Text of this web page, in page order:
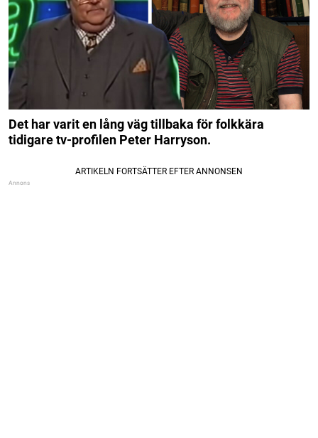
Det har varit en lång väg tillbaka för folkkära
tidigare tv-profilen Peter Harryson.